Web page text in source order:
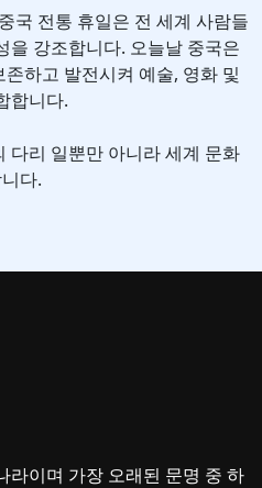
국 전통 휴일은 전 세계 사람들
을 강조합니다. 오늘날 중국은
하고 발전시켜 예술, 영화 및
합니다.
다리 일뿐만 아니라 세계 문화
다.
라이며 가장 오래된 문명 중 하